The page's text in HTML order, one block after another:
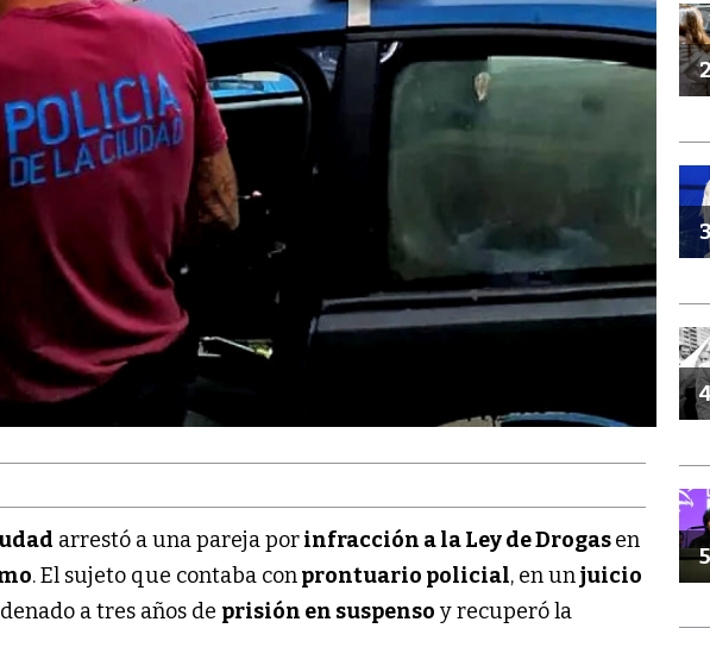
arrestó a una pareja porinfracción a la Ley de Drogasen
. El sujeto que contaba conprontuario policial, en unjuicio
a tres años de prisión en suspenso y recuperó la